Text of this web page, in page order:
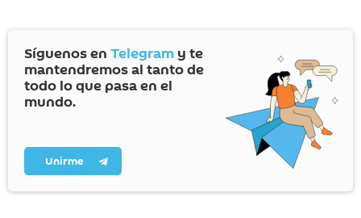
Síguenos en Telegram y te
mantendremos al tanto de
todo lo que pasa en el
mundo.
Unirme